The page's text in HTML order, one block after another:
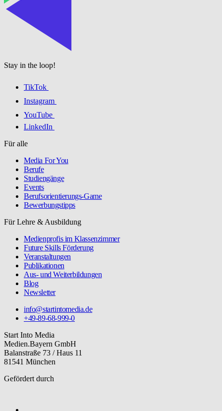
Stay in the loop!
TikTok
Instagram
YouTube
LinkedIn
Für alle
Media For You
Berufe
Studiengänge
Events
Berufsorientierungs-Game
Bewerbungstipps
Für Lehre & Ausbildung
Medienprofis im Klassenzimmer
Future Skills Förderung
Veranstaltungen
Publikationen
Aus- und Weiterbildungen
Blog
Newsletter
info@startintomedia.de
+49-89-68-999-0
Start Into Media
Medien.Bayern GmbH
Balanstraße 73 / Haus 11
81541 München
Gefördert durch